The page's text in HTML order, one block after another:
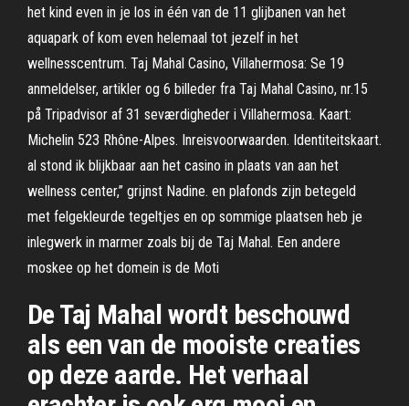
het kind even in je los in één van de 11 glijbanen van het
aquapark of kom even helemaal tot jezelf in het
wellnesscentrum. Taj Mahal Casino, Villahermosa: Se 19
anmeldelser, artikler og 6 billeder fra Taj Mahal Casino, nr.15
på Tripadvisor af 31 seværdigheder i Villahermosa. Kaart:
Michelin 523 Rhône-Alpes. Inreisvoorwaarden. Identiteitskaart.
al stond ik blijkbaar aan het casino in plaats van aan het
wellness center,” grijnst Nadine. en plafonds zijn betegeld
met felgekleurde tegeltjes en op sommige plaatsen heb je
inlegwerk in marmer zoals bij de Taj Mahal. Een andere
moskee op het domein is de Moti
De Taj Mahal wordt beschouwd
als een van de mooiste creaties
op deze aarde. Het verhaal